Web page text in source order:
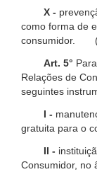
X -
como forma de
consumidor.
Art. 5°
Relações de
seguintes
I -
gratuita para o
II -
Consumidor, no